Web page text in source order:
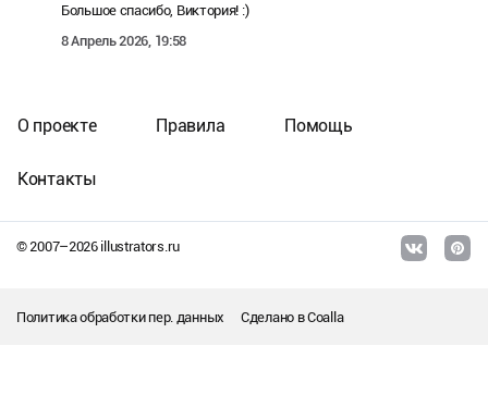
Большое спасибо, Виктория! :)
8 Апрель 2026, 19:58
© 2007–2026illustrators.ru
О проекте Правила Помощь
Контакты
Политика обработки пер. данных Сделано вCoalla